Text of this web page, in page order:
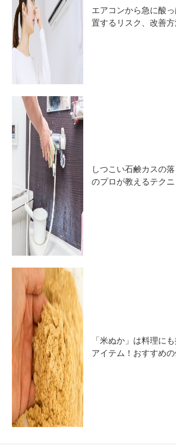
エアコンから急に酸
置するリスク、改善
しつこい石鹸カスの
のプロが教えるテクニ
「米ぬか」は料理に
アイテム！おすすめ